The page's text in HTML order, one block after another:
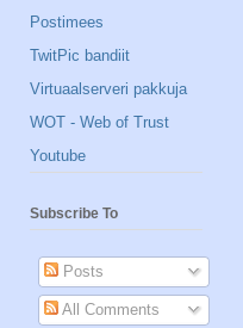
Postimees
TwitPic bandiit
Virtuaalserveri pakkuja
WOT - Web of Trust
Youtube
Subscribe To
Posts
All Comments